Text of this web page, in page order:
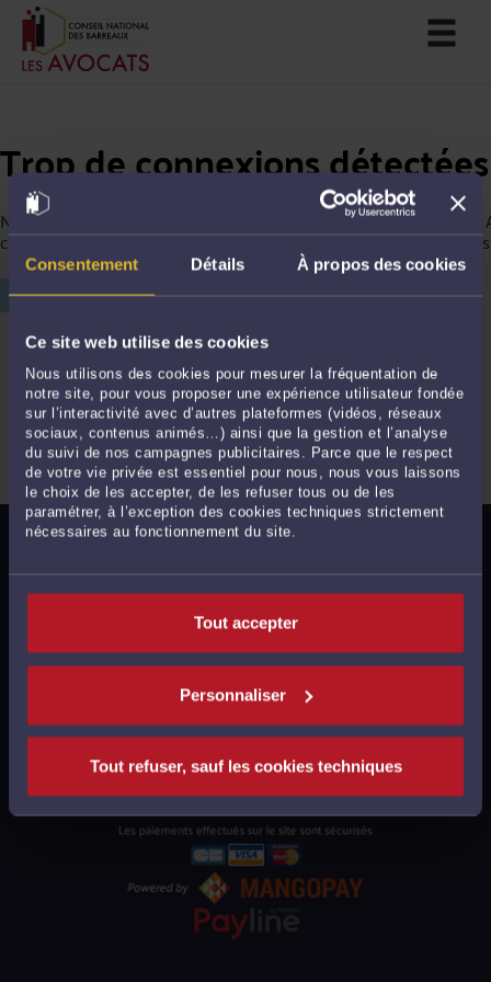
Consentement Détails À propos des cookies
Ce site web utilise des cookies
Nous utilisons des cookies pour mesurer la fréquentation de
notre site, pour vous proposer une expérience utilisateur fondée
sur l’interactivité avec d’autres plateformes (vidéos, réseaux
sociaux, contenus animés…) ainsi que la gestion et l’analyse
du suivi de nos campagnes publicitaires. Parce que le respect
de votre vie privée est essentiel pour nous, nous vous laissons
le choix de les accepter, de les refuser tous ou de les
paramétrer, à l’exception des cookies techniques strictement
nécessaires au fonctionnement du site.
Tout accepter
Personnaliser
Tout refuser, sauf les cookies techniques
Trop de connexions détectées
Nous avons détecté trop de connexions depuis votre
continuer votre navigation, merci de saisir le chiffre affiché ci-
POLITIQUE DE CONFIDENTIALITÉ
POLITIQUE DES COOKIES
CGU AVOCATS
CGUV UTILISATEURS
PLAN DU SITE
SUPPORT